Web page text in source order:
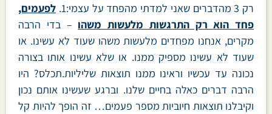
רק 3 מהדברים שאני למדתי מהפחד על עצמי:1.
לפעמים,
פחד הוא רק התרגשות מלעשות משהו – בדי הרבה
מקרים, אנחנו מפחדים מלעשות משהו שעוד לא עשינו. או
שעוד לא עשינו מספיק ממנו. או שלא עשינו אותו בצורה
נכונה עד עכשיו וראינו ממנו תוצאות שליליות.תכלס? היו
הרבה דברים כאלה בחיים שלנו. וברגע שעשינו אותם נכון
וקיבלנו תוצאות חיוביות מספר פעמים… זה הופך להיות קל